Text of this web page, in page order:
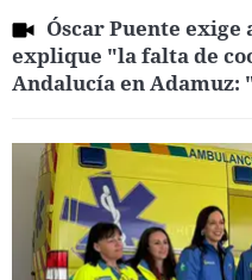
Óscar Puente exige
explique "la falta de
Andalucía en Adamuz: